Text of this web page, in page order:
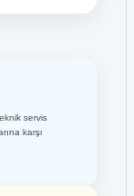
servis
karşı